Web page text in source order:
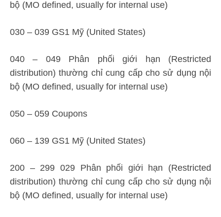
bộ (MO defined, usually for internal use)
030 – 039 GS1 Mỹ (United States)
040 – 049 Phân phối giới hạn (Restricted
distribution) thường chỉ cung cấp cho sử dụng nội
bộ (MO defined, usually for internal use)
050 – 059 Coupons
060 – 139 GS1 Mỹ (United States)
200 – 299 029 Phân phối giới hạn (Restricted
distribution) thường chỉ cung cấp cho sử dụng nội
bộ (MO defined, usually for internal use)